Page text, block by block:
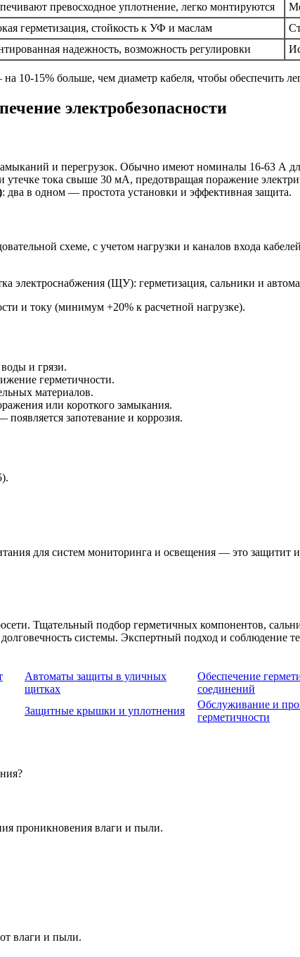
превосходное уплотнение, легко монтируются
герметизация, стойкость к УФ и маслам
надежность, возможность регулировки
10-15% больше, чем диаметр кабеля, чтобы обеспечить
электробезопасности
и перегрузок. Обычно имеют номиналы 16-63 А
утечке тока свыше 30 мА, предотвращая поражение
: два в одном — простота установки и эффективная защита.
схеме, с учетом нагрузки и каналов входа
и току (минимум +20% к расчетной нагрузке).
и грязи.
герметичности.
материалов.
или короткого замыкания.
запотевание и коррозия.
для систем мониторинга и освещения — это защитит
Тщательный подбор герметичных компонентов,
системы. Экспертный подход и соблюдение
Автоматы защиты в уличных
щитках
Обеспечение
соединений
Защитные крышки и уплотнения
Обслуживание и
герметичности
проникновения влаги и пыли.
влаги и пыли.